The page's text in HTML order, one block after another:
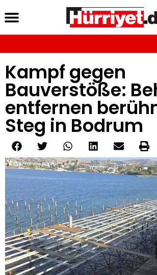
Kampf gegen
Bauverstöße:
entfernen
Steg in Bodrum